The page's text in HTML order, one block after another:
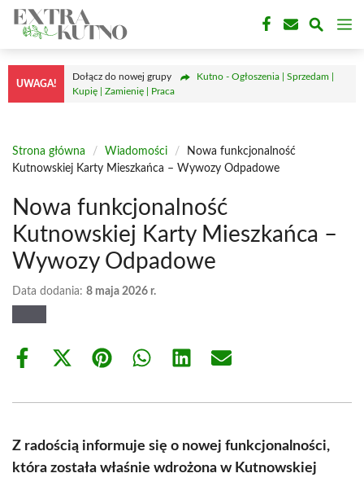
Przejdź
treści
UWAGA!
Dołącz do nowej grupy
Kutno - Ogłoszenia | Sprzedam |
Kupię | Zamienię | Praca
Strona główna / Wiadomości /
Nowa funkcjonalność
Kutnowskiej Karty Mieszkańca – Wywozy Odpadowe
Nowa funkcjonalność
Kutnowskiej Karty Mieszkańca –
Wywozy Odpadowe
Data dodania: 8 maja 2026 r.
Share
Share
(Twitter)
Share Share Share Share
Z radością informuje się o nowej funkcjonalności,
która została właśnie wdrożona w Kutnowskiej